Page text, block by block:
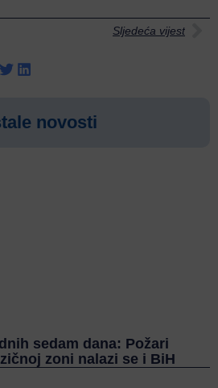
Sljedeća vijest
novosti
sedam dana: Požari
zoni nalazi se i BiH